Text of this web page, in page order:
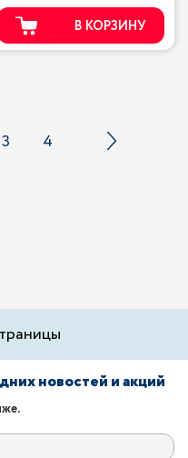
В КОРЗИНУ
3 4
новостей и акций